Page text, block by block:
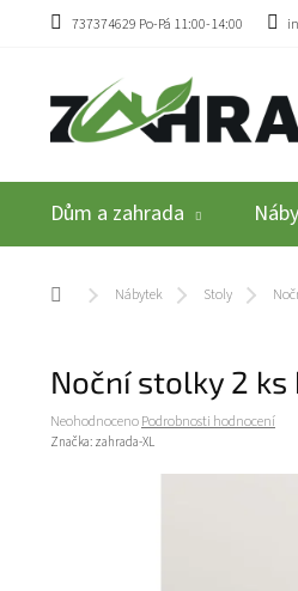
Přejít na obsah
737374629 Po-Pá 11:00-14:00
Dům a zahrada
Domů Nábytek Stoly
Noční stolky 2
Průměrné hodnocení produktu je 0,0
NeohodnocenoPodrobnosti hodnocení
Značka: zahrada-XL